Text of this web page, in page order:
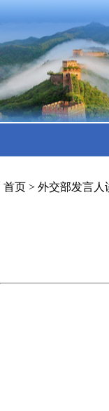
首页 > 外交部发言人